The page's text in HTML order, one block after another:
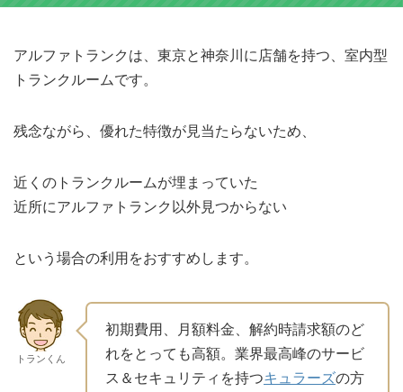
アルファトランクは、東京と神奈川に店舗を持つ、室内型
トランクルームです。
残念ながら、優れた特徴が見当たらないため、
近くのトランクルームが埋まっていた
近所にアルファトランク以外見つからない
という場合の利用をおすすめします。
トランくん
初期費用、月額料金、解約時請求額のど
れをとっても高額。業界最高峰のサービ
ス＆セキュリティを持つキュラーズの方